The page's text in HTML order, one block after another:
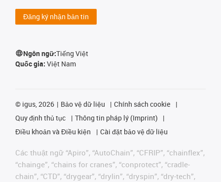
Đăng ký nhận bản tin
Ngôn ngữ:Tiếng Việt
Quốc gia: Việt Nam
© igus, 2026 Bảo vệ dữ liệu
Chính sách cookie
Quy định thủ tục
Thông tin pháp lý (Imprint)
Điều khoản và Điều kiện
Cài đặt bảo vệ dữ liệu
Các thuật ngữ “Apiro”, “AutoChain”, “CFRIP”, “chainflex”,
“chainge”, “chains for cranes”, “conprotect”, “cradle-
chain”, “CTD”, “drygear”, “drylin”, “dryspin”, “dry-tech”,